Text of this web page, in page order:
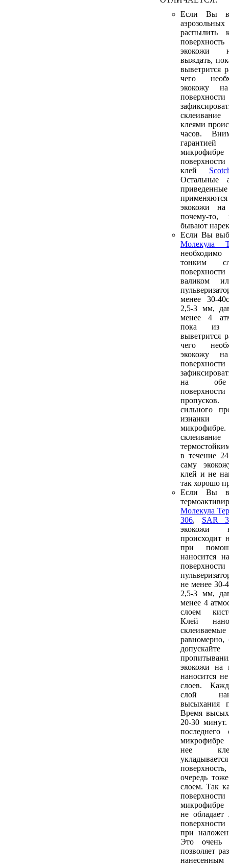
Если Вы
распылить
экокожи
выждать,
выветрится
чего
экокожу
клеями
часов.
клей
Остальные
экокожи
почему-
бывают
Если Вы
Молекула
тонким
валиком
менее 30-
2,5-3 мм,
менее 4
пока из
выветрится
чего
экокожу
на обе
сильного
в течение
саму
клей и не
так хорошо
Если Вы
Молекула
306, SAR
экокожи
происходит
при
наносится
не менее 30-
2,5-3 мм,
менее 4
слоем
Клей
равномерно,
экокожи на
наносится
слоев.
слой
высыхания
Время
20-30
нее
очередь
слоем. Так
не обладает
при
Это очень
позволяет